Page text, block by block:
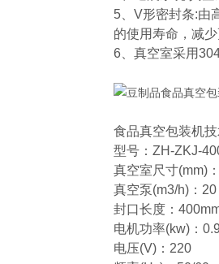
5、V形密封条:由
的使用寿命，减
6、真空室采用
食品真空包装机
型号：ZH-ZKJ-
真空室尺寸(mm)
真空泵(m3/h)：20
封口长度：
电机功率(kw)：
电压(V)：220